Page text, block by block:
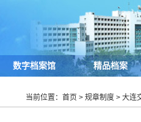
数字档案馆 精品档案
当前位置： 首页 > 规章制度 > 大连